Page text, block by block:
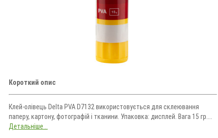
Короткий опис
Клей-олівець Delta PVA D7132 використовується для склеювання
паперу, картону, фотографій і тканини. Упаковка: дисплей. Вага 15 гр....
Детальніше...